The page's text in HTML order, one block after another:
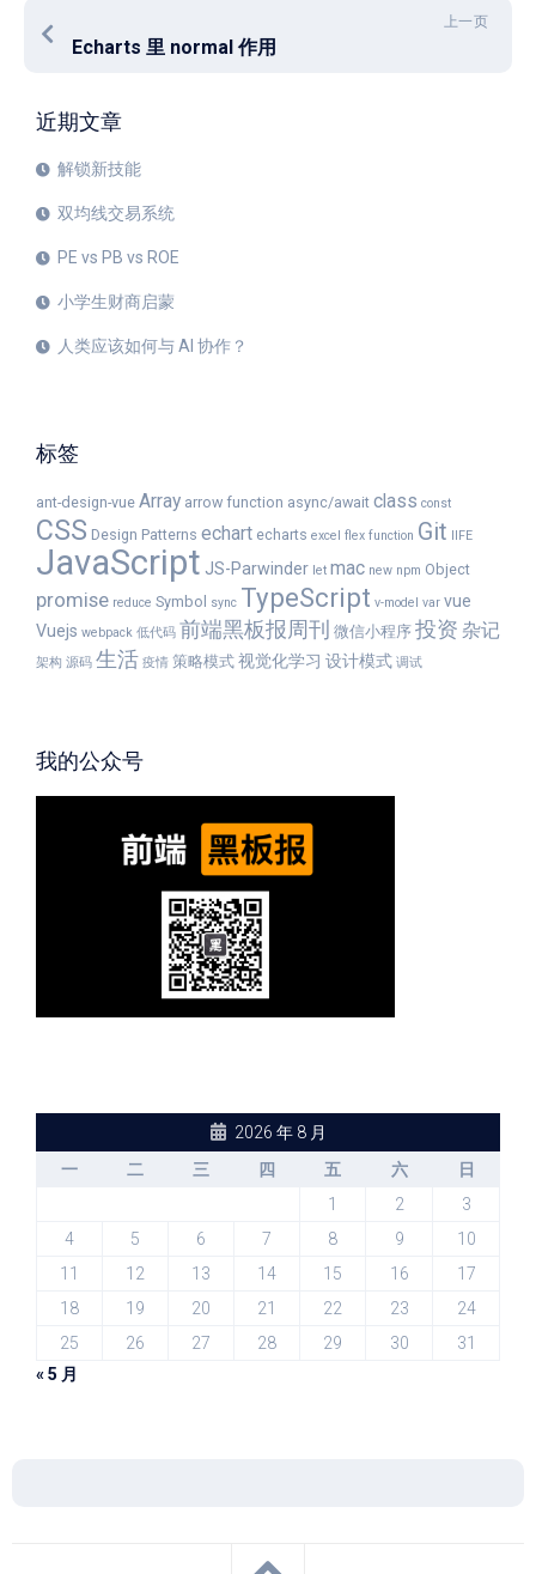
上一页
Echarts 里 normal 作用
近期文章
解锁新技能
双均线交易系统
PE vs PB vs ROE
小学生财商启蒙
人类应该如何与 AI 协作？
标签
ant-design-vue Array arrow function async/await class const
CSS Design Patterns echart echarts excel flex function Git IIFE
JavaScript JS-Parwinder let mac new npm Object
promise reduce Symbol sync TypeScript v-model var vue
Vuejs webpack 低代码 前端黑板报周刊 微信小程序 投资 杂记
架构 源码 生活 疫情 策略模式 视觉化学习 设计模式 调试
我的公众号
2026 年 8 月
一
二 三 四 五 六
日
1
2
3
4
5 6 7 8 9
10
11
12 13 14 15 16
17
18
19 20 21 22 23
24
25
26 27 28 29 30
31
« 5 月